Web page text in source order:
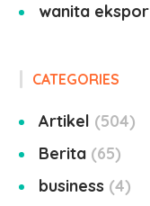
wanita ekspor
CATEGORIES
Artikel
504
Berita 65
business 4